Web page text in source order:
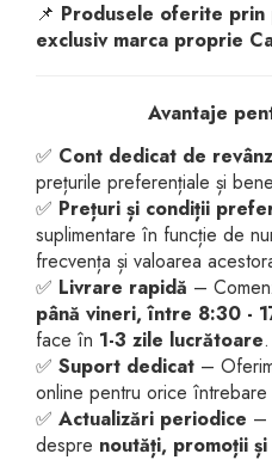
📌 Produsele oferite
exclusiv marca proprie
Avantaje
✅ Cont dedicat de
prețurile preferențiale și
✅ Prețuri și condiții
suplimentare în funcție de
frecvența și valoarea
✅ Livrare rapidă –
până vineri, între 8:30 -
face în 1-3 zile lucrătoare.
✅ Suport dedicat –
online pentru orice întrebare
✅ Actualizări periodice –
despre noutăți, promoții